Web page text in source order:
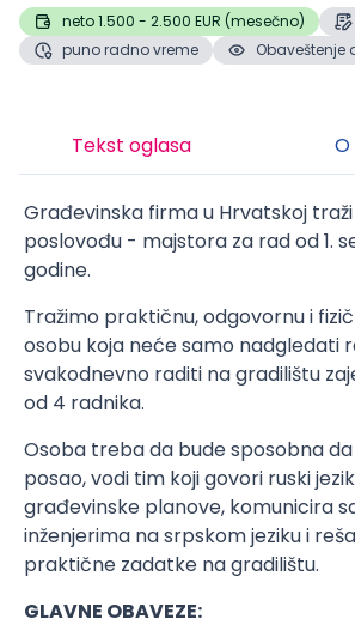
neto 1.500 - 2.500 EUR (mesečno)
puno radno vreme
Obaveštenje
Tekst oglasa
Građevinska firma u Hrvatskoj
poslovođu - majstora za rad od 1.
godine.
Tražimo praktičnu, odgovornu i
osobu koja neće samo nadgledati
svakodnevno raditi na gradilištu
od 4 radnika.
Osoba treba da bude sposobna
posao, vodi tim koji govori ruski
građevinske planove, komunicira
inženjerima na srpskom jeziku i
praktične zadatke na gradilištu.
GLAVNE OBAVEZE: